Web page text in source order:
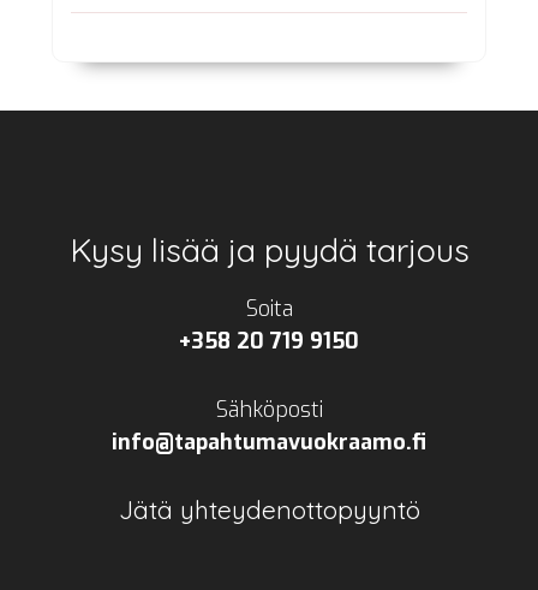
Footer
Kysy lisää ja pyydä tarjous
Soita
+358 20 719 9150
Sähköposti
info@tapahtumavuokraamo.fi
Jätä yhteydenottopyyntö